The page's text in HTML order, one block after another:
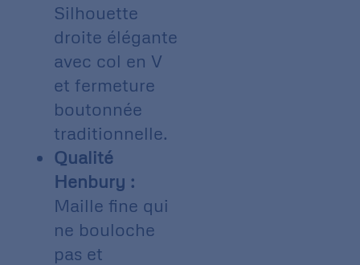
Silhouette
droite élégante
avec col en V
et fermeture
boutonnée
traditionnelle.
Qualité
Henbury :
Maille fine qui
ne bouloche
pas et